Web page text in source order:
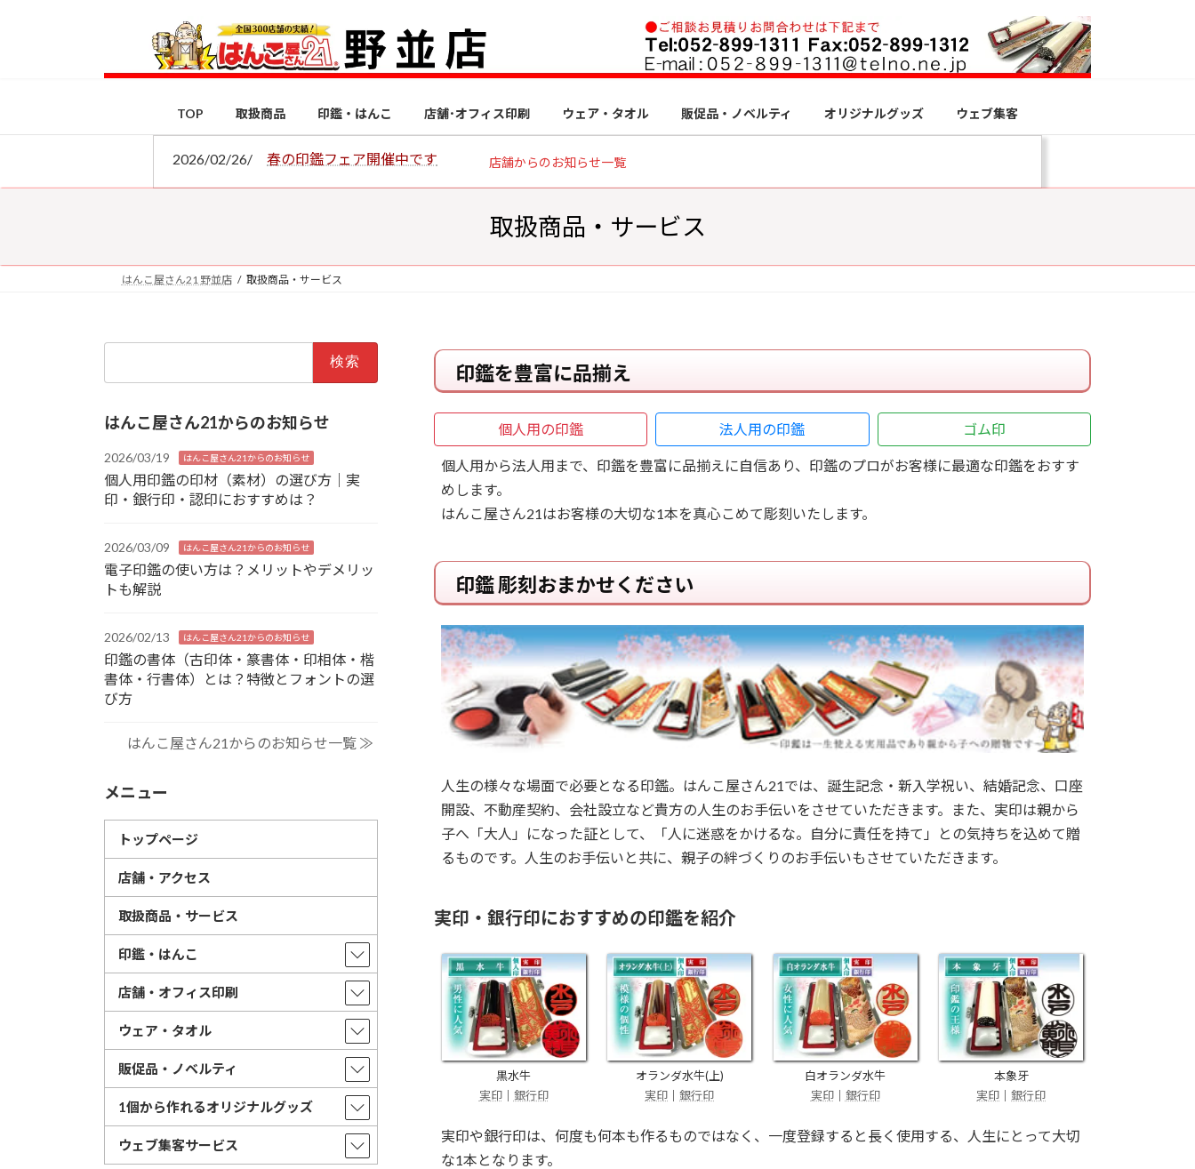
ス
ン
TOP 取扱商品 印鑑・はんこ 店舗･オフィス印刷 ウェア・タオル 販促品・ノベルティ オリジナルグッズ ウェブ集客
2026/02/26/ 春の印鑑フェア開催中です 店舗からのお知らせ一覧
取扱商品・サービス
はんこ屋さん21 野並店 取扱商品・サービス
印鑑を豊富に品揃え
個人用の印鑑 法人用の印鑑 ゴム印
個人用から法人用まで、印鑑を豊富に品揃えに自信あり、印鑑のプロがお客様に最適な印鑑をおすす
めします。
はんこ屋さん21はお客様の大切な1本を真心こめて彫刻いたします。
印鑑 彫刻おまかせください
人生の様々な場面で必要となる印鑑。はんこ屋さん21では、誕生記念・新入学祝い、結婚記念、口座
開設、不動産契約、会社設立など貴方の人生のお手伝いをさせていただきます。また、実印は親から
子へ「大人」になった証として、「人に迷惑をかけるな。自分に責任を持て」との気持ちを込めて贈
るものです。人生のお手伝いと共に、親子の絆づくりのお手伝いもさせていただきます。
実印・銀行印におすすめの印鑑を紹介
黒水牛
実印｜ 銀行印
オランダ水牛(上)
実印 ｜銀行印
白オランダ水牛
実印｜ 銀行印
本象牙
実印 ｜銀行印
実印や銀行印は、何度も何本も作るものではなく、一度登録すると長く使用する、人生にとって大切
な1本となります。
はんこ屋さん21からのお知らせ
2026/03/19 はんこ屋さん21からのお知らせ
個人用印鑑の印材（素材）の選び方｜実
印・銀行印・認印におすすめは？
2026/03/09 はんこ屋さん21からのお知らせ
電子印鑑の使い方は？メリットやデメリッ
トも解説
2026/02/13 はんこ屋さん21からのお知らせ
印鑑の書体（古印体・篆書体・印相体・楷
書体・行書体）とは？特徴とフォントの選
び方
はんこ屋さん21からのお知らせ一覧 ≫
メニュー
トップページ
店舗・アクセス
取扱商品・サービス
印鑑・はんこ
店舗・オフィス印刷
ウェア・タオル
販促品・ノベルティ
1個から作れるオリジナルグッズ
ウェブ集客サービス